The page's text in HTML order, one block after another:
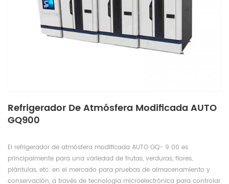
Refrigerador De Atmósfera Modificada AUTO
GQ900
El refrigerador de atmósfera modificada AUTO GQ- 9 00 es
principalmente para una variedad de frutas, verduras, flores,
plántulas, etc. en el mercado para pruebas de almacenamiento y
conservación, a través de tecnología microelectrónica para controlar